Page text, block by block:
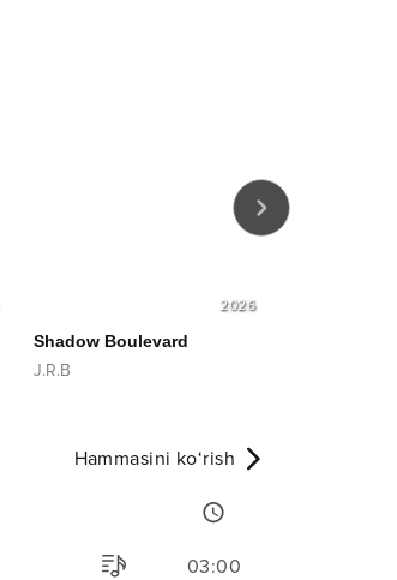
2026
Shadow Boulevard
J.R.B
Hammasini ko‘rish
03:00